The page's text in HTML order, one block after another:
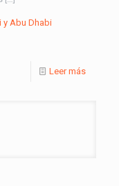
y Abu Dhabi
Leer más